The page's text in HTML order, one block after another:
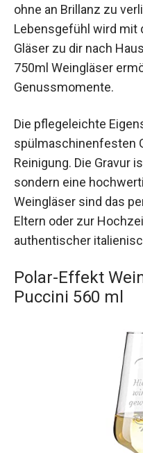
ohne an Brillanz zu
Lebensgefühl wird mit
Gläser zu dir nach
750ml Weingläser
Genussmomente.
Die pflegeleichte
spülmaschinenfesten
Reinigung. Die Gravur
sondern eine
Weingläser sind das
Eltern oder zur
authentischer
Polar-Effekt
Puccini 560 ml